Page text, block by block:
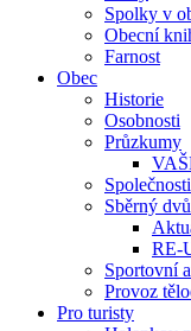
Spolky v
Obecní
Farnost
Obec
Historie
Osobnosti
Průzkumy
Sběrný
RE-
Sportovní
Provoz
Pro turisty